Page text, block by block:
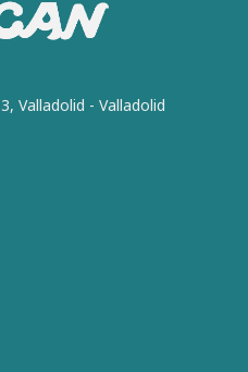
Valladolid - Valladolid